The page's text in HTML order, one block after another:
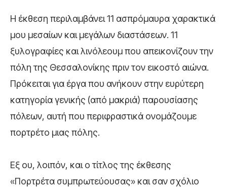
Η έκθεση περιλαμβάνει 11 ασπρόμαυρα χαρακτικά
μου μεσαίων και μεγάλων διαστάσεων. 11
ξυλογραφίες και λινόλεουμ που απεικονίζουν την
πόλη της Θεσσαλονίκης πριν τον εικοστό αιώνα.
Πρόκειται για έργα που ανήκουν στην ευρύτερη
κατηγορία γενικής (από μακριά) παρουσίασης
πόλεων, αυτή που περιφραστικά ονομάζουμε
πορτρέτο μιας πόλης.
Εξ ου, λοιπόν, και ο τίτλος της έκθεσης
«Πορτρέτα συμπρωτεύουσας» και σαν σχόλιο